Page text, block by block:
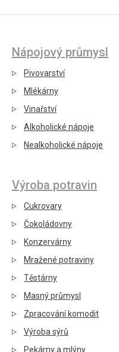
Nápojový průmysl
Pivovarství
Mlékárny
Vinařství
Alkoholické nápoje
Nealkoholické nápoje
Výroba potravin
Cukrovary
Čokoládovny
Konzervárny
Mražené potraviny
Těstárny
Masný průmysl
Zpracování komodit
Výroba sýrů
Pekárny a mlýny